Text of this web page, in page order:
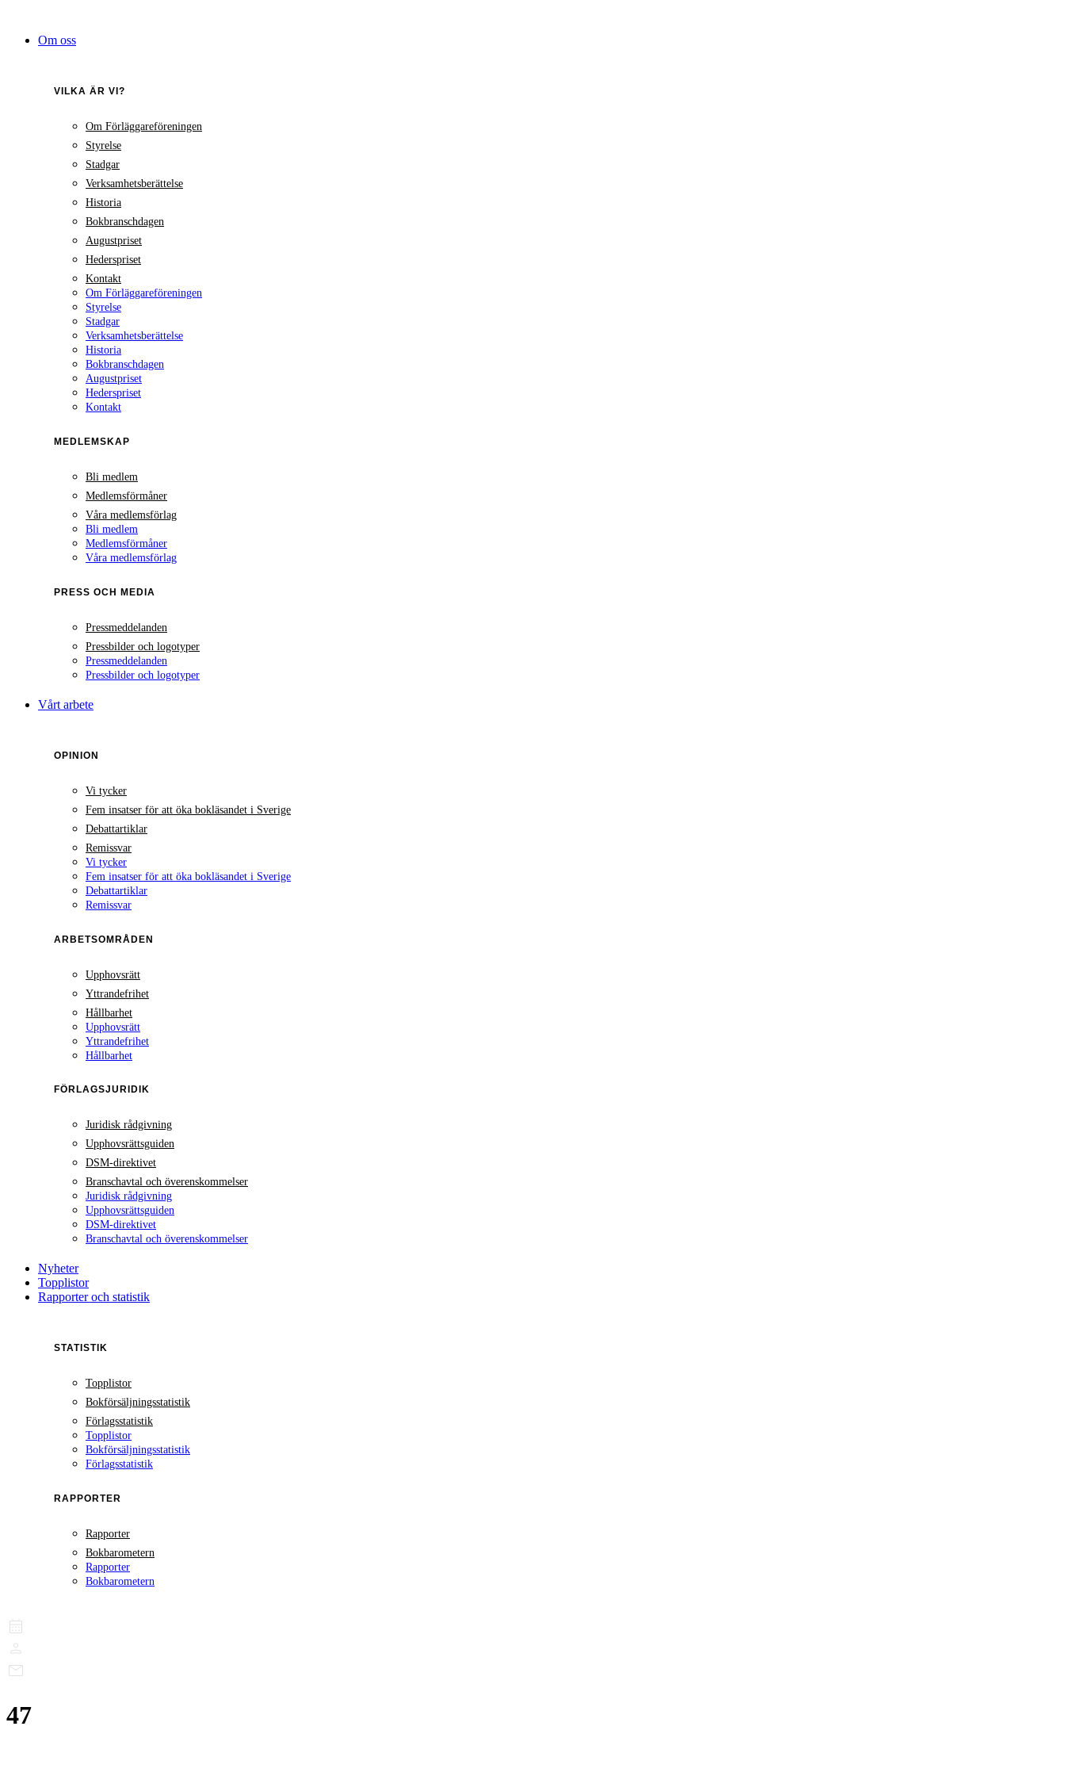
innehållOm oss
VILKA ÄR VI?
Om Förläggareföreningen
Styrelse
Stadgar
Verksamhetsberättelse
Historia
Bokbranschdagen
Augustpriset
Hederspriset
Kontakt
Om Förläggareföreningen
Styrelse
Stadgar
Verksamhetsberättelse
Historia
Bokbranschdagen
Augustpriset
Hederspriset
Kontakt
MEDLEMSKAP
Bli medlem
Medlemsförmåner
Våra medlemsförlag
Bli medlem
Medlemsförmåner
Våra medlemsförlag
PRESS OCH MEDIA
Pressmeddelanden
Pressbilder och logotyper
Pressmeddelanden
Pressbilder och logotyper
Vårt arbete
OPINION
Vi tycker
Fem insatser för att öka bokläsandet i Sverige
Debattartiklar
Remissvar
Vi tycker
Fem insatser för att öka bokläsandet i Sverige
Debattartiklar
Remissvar
ARBETSOMRÅDEN
Upphovsrätt
Yttrandefrihet
Hållbarhet
Upphovsrätt
Yttrandefrihet
Hållbarhet
FÖRLAGSJURIDIK
Juridisk rådgivning
Upphovsrättsguiden
DSM-direktivet
Branschavtal och överenskommelser
Juridisk rådgivning
Upphovsrättsguiden
DSM-direktivet
Branschavtal och överenskommelser
Nyheter
Topplistor
Rapporter och statistik
STATISTIK
Topplistor
Bokförsäljningsstatistik
Förlagsstatistik
Topplistor
Bokförsäljningsstatistik
Förlagsstatistik
RAPPORTER
Rapporter
Bokbarometern
Rapporter
Bokbarometern
47